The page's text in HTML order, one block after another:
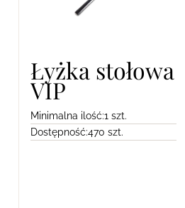
Łyżka stołowa
VIP
Minimalna ilość:1 szt.
Dostępność:470 szt.